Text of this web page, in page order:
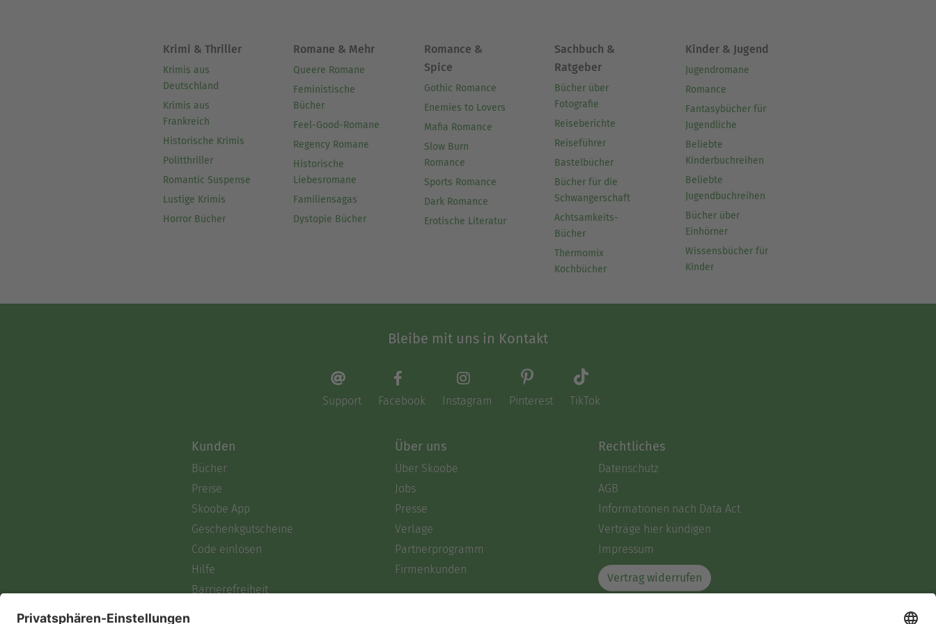
Krimi & Thriller
Krimis aus
Deutschland
Krimis aus
Frankreich
Historische Krimis
Politthriller
Romantic Suspense
Lustige Krimis
Horror Bücher
Romane & Mehr
Queere Romane
Feministische
Bücher
Feel-Good-Romane
Regency Romane
Historische
Liebesromane
Familiensagas
Dystopie Bücher
Romance &
Spice
Gothic Romance
Enemies to Lovers
Mafia Romance
Slow Burn
Romance
Sports Romance
Dark Romance
Erotische Literatur
Sachbuch &
Ratgeber
Bücher über
Fotografie
Reiseberichte
Reiseführer
Bastelbücher
Bücher für die
Schwangerschaft
Achtsamkeits-
Bücher
Thermomix
Kochbücher
Kinder & Jugend
Jugendromane
Romance
Fantasybücher für
Jugendliche
Beliebte
Kinderbuchreihen
Beliebte
Jugendbuchreihen
Bücher über
Einhörner
Wissensbücher für
Kinder
Bleibe mit uns in Kontakt
Support Facebook Instagram Pinterest TikTok
Kunden
Bücher
Preise
Skoobe App
Geschenkgutscheine
Code einlösen
Hilfe
Barrierefreiheit
Über uns
Über Skoobe
Jobs
Presse
Verlage
Partnerprogramm
Firmenkunden
Rechtliches
Datenschutz
AGB
Informationen nach Data Act
Verträge hier kündigen
Impressum
Vertrag widerrufen